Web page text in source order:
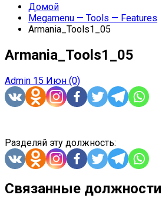
Домой
Megamenu — Tools — Features
Armania_Tools1_05
Armania_Tools1_05
Admin 15 Июн (0)
Разделяй эту должность:
Связанные должности